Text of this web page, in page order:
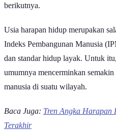
berikutnya.
Usia harapan hidup merupakan
Indeks Pembangunan Manusia
dan standar hidup layak. Untuk
umumnya mencerminkan
manusia di suatu wilayah.
Baca Juga: Tren Angka Harapan
Terakhir